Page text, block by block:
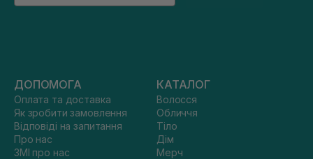
ДОПОМОГА
Оплата та доставка
Як зробити замовлення
Відповіді на запитання
Про нас
ЗМІ про нас
КАТАЛОГ
Волосся
Обличчя
Тіло
Дім
Мерч